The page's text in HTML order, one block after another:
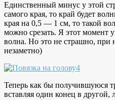
Единственный минус у этой
самого края, то край будет
края на 0,5 — 1 см, то такой
можно срезать. Я этот момент
волна. Но это не страшно, при
незаметно)
Теперь как бы получившуюся
вставляя один конец в другой,